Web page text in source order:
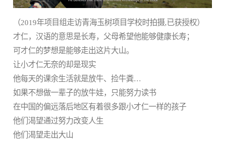
（2019年项目组走访青海玉树项目学校时拍摄,已获授权）
才仁，汉语的意思是长寿，父母希望他能够健康长寿；
可才仁的梦想是能够走出这片大山。
让小才仁无奈的却是现实
他每天的课余生活就是放牛、捡牛粪…
如果不想做一辈子的放牛娃，只能努力读书
在中国的偏远落后地区有着很多跟小才仁一样的孩子
他们渴望通过努力改变人生
他们渴望走出大山